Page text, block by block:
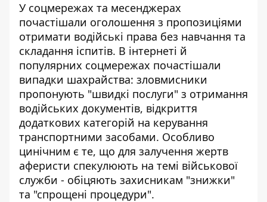
У соцмережах та месенджерах
почастішали оголошення з пропозиціями
отримати водійські права без навчання та
складання іспитів. В інтернеті й
популярних соцмережах почастішали
випадки шахрайства: зловмисники
пропонують "швидкі послуги" з отримання
водійських документів, відкриття
додаткових категорій на керування
транспортними засобами. Особливо
цинічним є те, що для залучення жертв
аферисти спекулюють на темі військової
служби - обіцяють захисникам "знижки"
та "спрощені процедури".